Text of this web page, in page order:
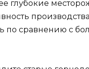
глубокие
по сравнению с